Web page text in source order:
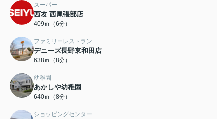
スーパー
西友 西尾張部店
409ｍ（6分）
ファミリーレストラン
デニーズ長野東和田店
638ｍ（8分）
幼稚園
あかしや幼稚園
640ｍ（8分）
ショッピングセンター